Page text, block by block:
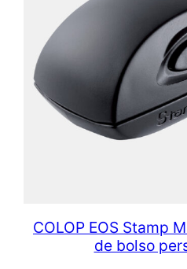
COLOP EOS Stamp
de bolso